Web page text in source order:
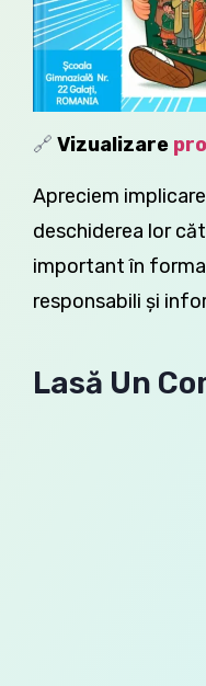
🔗 Vizualizare
Apreciem
deschiderea lor
important în
responsabili și
Lasă Un